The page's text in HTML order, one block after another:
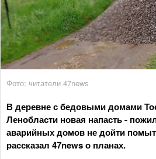
Фото: читатели 47news
В деревне с бедовыми домами
Ленобласти новая напасть -
аварийных домов не дойти
рассказал 47news о планах.